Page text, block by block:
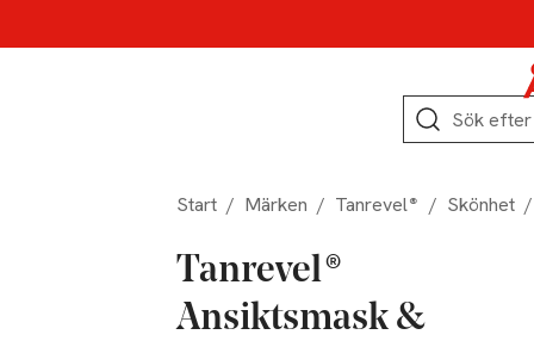
Sök
Start / Märken / Tanrevel® / Skönhet /
Tanrevel®
Ansiktsmask &